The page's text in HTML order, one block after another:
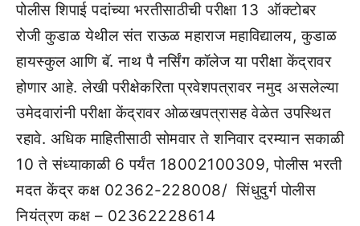
पोलीस शिपाई पदांच्या भरतीसाठीची परीक्षा 13 ऑक्टोबर
रोजी कुडाळ येथील संत राऊळ महाराज महाविद्यालय,कुडाळ
हायस्कुल आणि बॅ. नाथ पै नर्सिंग कॉलेज या परीक्षा केंद्रावर
होणार आहे. लेखी परीक्षेकरिता प्रवेशपत्रावर नमुद असलेल्या
उमेदवारांनी परीक्षा केंद्रावर ओळखपत्रासह वेळेत उपस्थित
रहावे. अधिक माहितीसाठी सोमवार ते शनिवार दरम्यान सकाळी
10 ते संध्याकाळी 6 पर्यंत 18002100309,पोलीस भरती
मदत केंद्र कक्ष 02362-228008/ सिंधुदुर्ग पोलीस
नियंत्रण कक्ष – 02362228614